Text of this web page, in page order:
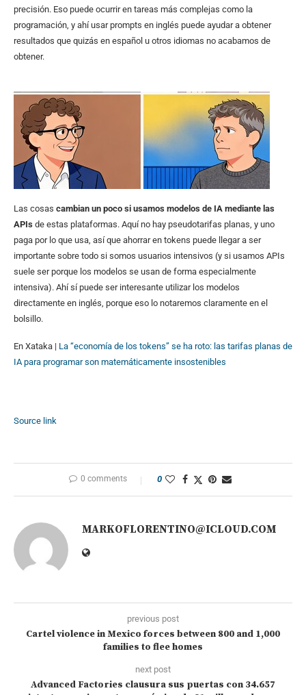
precisión. Eso puede ocurrir en tareas más complejas como la
programación, y ahí usar prompts en inglés puede ayudar a obtener
resultados que quizás en español u otros idiomas no acabamos de
obtener.
Las cosas cambian un poco si usamos modelos de IA mediante las
APIs de estas plataformas. Aquí no hay pseudotarifas planas, y uno
paga por lo que usa, así que ahorrar en tokens puede llegar a ser
importante sobre todo si somos usuarios intensivos (y si usamos APIs
suele ser porque los modelos se usan de forma especialmente
intensiva). Ahí sí puede ser interesante utilizar los modelos
directamente en inglés, porque eso lo notaremos claramente en el
bolsillo.
En Xataka | La “economía de los tokens” se ha roto: las tarifas planas de
IA para programar son matemáticamente insostenibles
Source link
0 comments 0
MARKOFLORENTINO@ICLOUD.COM
previous post
Cartel violence in Mexico forces between 800 and 1,000
families to flee homes
next post
Advanced Factories clausura sus puertas con 34.657